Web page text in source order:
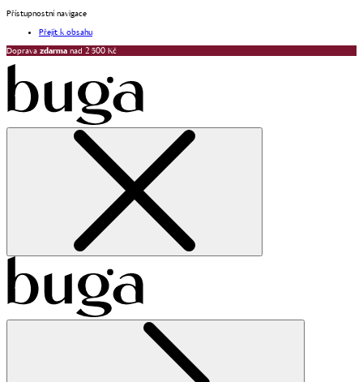
Přístupnostní navigace
Přejít k obsahu
Doprava zdarma nad 2 500 Kč